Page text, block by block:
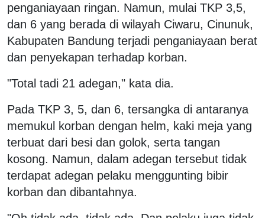
penganiayaan ringan. Namun, mulai TKP 3,5,
dan 6 yang berada di wilayah Ciwaru, Cinunuk,
Kabupaten Bandung terjadi penganiayaan berat
dan penyekapan terhadap korban.
"Total tadi 21 adegan," kata dia.
Pada TKP 3, 5, dan 6, tersangka di antaranya
memukul korban dengan helm, kaki meja yang
terbuat dari besi dan golok, serta tangan
kosong. Namun, dalam adegan tersebut tidak
terdapat adegan pelaku menggunting bibir
korban dan dibantahnya.